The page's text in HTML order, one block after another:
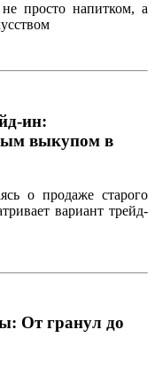
просто напитком, а
ин:
выкупом в
о продаже старого
вариант трейд-
От гранул до